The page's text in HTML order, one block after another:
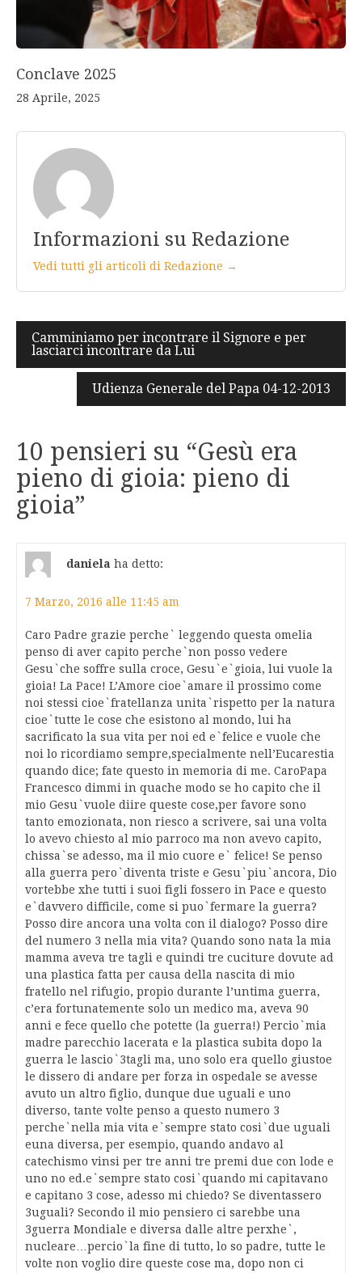
Conclave 2025
28 Aprile, 2025
Informazioni su Redazione
Vedi tutti gli articoli di Redazione →
Navigazione
articoli
Camminiamo per incontrare il Signore e per
lasciarci incontrare da Lui
Udienza Generale del Papa 04-12-2013
10 pensieri su “Gesù era
pieno di gioia: pieno di
gioia”
daniela ha detto:
7 Marzo, 2016 alle 11:45 am
Caro Padre grazie perche` leggendo questa omelia
penso di aver capito perche`non posso vedere
Gesu`che soffre sulla croce, Gesu`e`gioia, lui vuole la
gioia! La Pace! L’Amore cioe`amare il prossimo come
noi stessi cioe`fratellanza unita`rispetto per la natura
cioe`tutte le cose che esistono al mondo, lui ha
sacrificato la sua vita per noi ed e`felice e vuole che
noi lo ricordiamo sempre,specialmente nell’Eucarestia
quando dice; fate questo in memoria di me. CaroPapa
Francesco dimmi in quache modo se ho capito che il
mio Gesu`vuole diire queste cose,per favore sono
tanto emozionata, non riesco a scrivere, sai una volta
lo avevo chiesto al mio parroco ma non avevo capito,
chissa`se adesso, ma il mio cuore e` felice! Se penso
alla guerra pero`diventa triste e Gesu`piu`ancora, Dio
vortebbe xhe tutti i suoi figli fossero in Pace e questo
e`davvero difficile, come si puo`fermare la guerra?
Posso dire ancora una volta con il dialogo? Posso dire
del numero 3 nella mia vita? Quando sono nata la mia
mamma aveva tre tagli e quindi tre cuciture dovute ad
una plastica fatta per causa della nascita di mio
fratello nel rifugio, propio durante l’untima guerra,
c’era fortunatemente solo un medico ma, aveva 90
anni e fece quello che potette (la guerra!) Percio`mia
madre parecchio lacerata e la plastica subita dopo la
guerra le lascio`3tagli ma, uno solo era quello giustoe
le dissero di andare per forza in ospedale se avesse
avuto un altro figlio, dunque due uguali e uno
diverso, tante volte penso a questo numero 3
perche`nella mia vita e`sempre stato cosi`due uguali
euna diversa, per esempio, quando andavo al
catechismo vinsi per tre anni tre premi due con lode e
uno no ed.e`sempre stato cosi`quando mi capitavano
e capitano 3 cose, adesso mi chiedo? Se diventassero
3uguali? Secondo il mio pensiero ci sarebbe una
3guerra Mondiale e diversa dalle altre perxhe`,
nucleare…percio`la fine di tutto, lo so padre, tutte le
volte non voglio dire queste cose ma, dopo non ci